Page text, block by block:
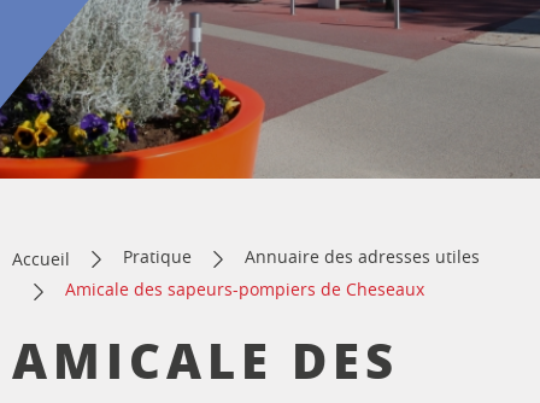
Accueil Pratique
Annuaire des adresses utiles
Amicale des sapeurs-pompiers de Cheseaux
AMICALE DES